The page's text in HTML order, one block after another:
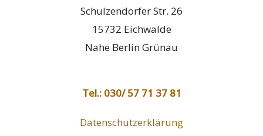
Schulzendorfer Str. 26
15732 Eichwalde
Nahe Berlin Grünau
Tel.: 030/ 57 71 37 81
Datenschutzerklärung